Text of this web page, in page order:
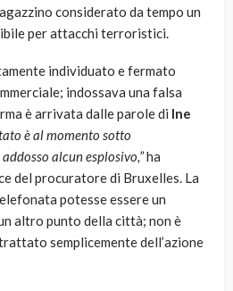
considerato da tempo un
per attacchi terroristici.
individuato e fermato
indossava una falsa
è arrivata dalle parole di Ine
è al momento sotto
alcun esplosivo,”ha
del procuratore di Bruxelles. La
potesse essere un
altro punto della città; non è
semplicemente dell’azione